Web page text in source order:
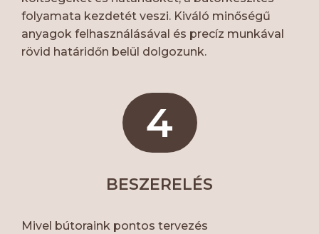
folyamata kezdetét veszi. Kiváló minőségű
anyagok felhasználásával és precíz munkával
rövid határidőn belül dolgozunk.
4
BESZERELÉS
Mivel bútoraink pontos tervezés